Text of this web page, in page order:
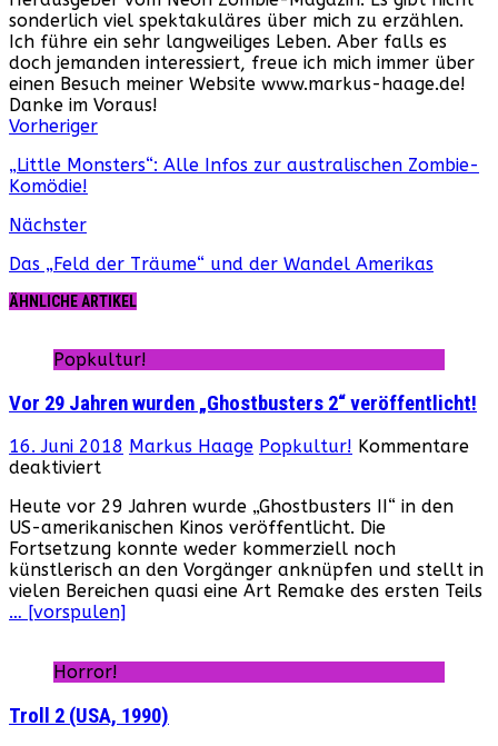
sonderlich viel spektakuläres über mich zu erzählen.
Ich führe ein sehr langweiliges Leben. Aber falls es
doch jemanden interessiert, freue ich mich immer über
einen Besuch meiner Website www.markus-haage.de!
Danke im Voraus!
Webseite
Facebook
Instagram
YouTube
Vorheriger
„Little Monsters“: Alle Infos zur australischen Zombie-
Komödie!
Nächster
Das „Feld der Träume“ und der Wandel Amerikas
ÄHNLICHE ARTIKEL
Popkultur!
Vor 29 Jahren wurden „Ghostbusters 2“ veröffentlicht!
16. Juni 2018 Markus Haage Popkultur! Kommentare
deaktiviertfür
29
Jahren
wurden
„Ghostbusters
2“
veröffentlicht!
Heute vor 29 Jahren wurde „Ghostbusters II“ in den
US-amerikanischen Kinos veröffentlicht. Die
Fortsetzung konnte weder kommerziell noch
künstlerisch an den Vorgänger anknüpfen und stellt in
vielen Bereichen quasi eine Art Remake des ersten Teils
… [vorspulen]
Horror!
Troll 2 (USA, 1990)